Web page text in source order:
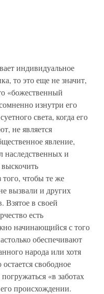
индивидуальное
то это еще не значит,
«божественный
изнутри его
света, когда его
не является
явление,
наследственных и
чтобы те же
вызвали и других
Взятое в своей
есть
начинающийся с того
обеспечивают
народа или хотя
свободное
«в заботах
происхождении.